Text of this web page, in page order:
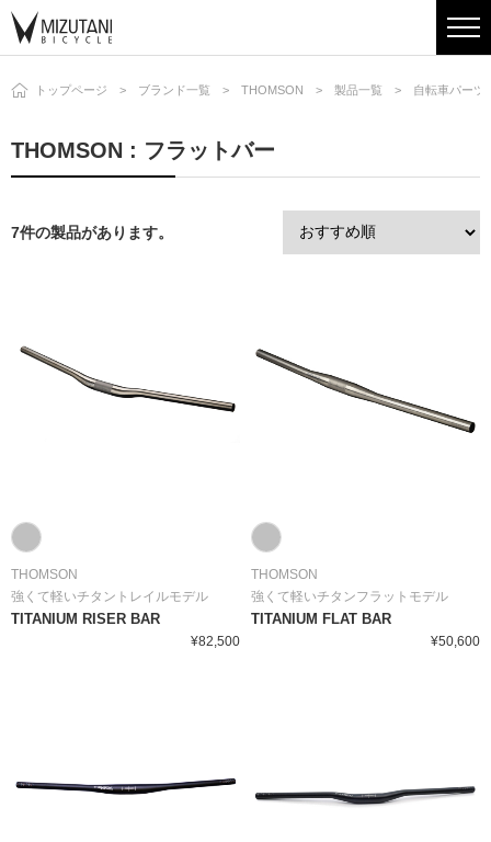
トップページ ブランド一覧 THOMSON 製品一覧 自転車パーツ
THOMSON : フラットバー
7件の製品があります。
THOMSON
強くて軽いチタントレイルモデル
TITANIUM RISER BAR
¥82,500
THOMSON
強くて軽いチタンフラットモデル
TITANIUM FLAT BAR
¥50,600